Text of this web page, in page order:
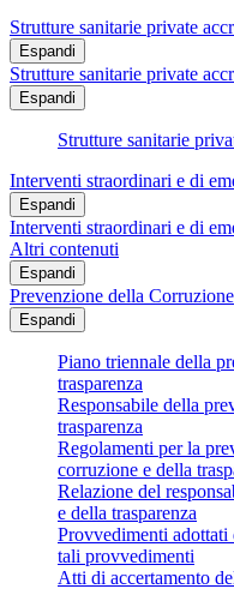
Strutture sanitarie private
Espandi
Strutture sanitarie private
Espandi
Strutture sanitarie
Interventi straordinari e di
Espandi
Interventi straordinari e di
Altri contenuti
Espandi
Prevenzione della Corruzione
Espandi
Piano triennale della
trasparenza
Responsabile della
trasparenza
Regolamenti per la
corruzione e della
Relazione del
e della trasparenza
Provvedimenti
tali provvedimenti
Atti di accertamento